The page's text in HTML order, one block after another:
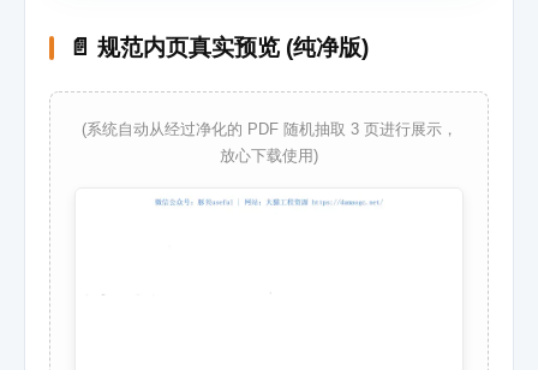
📄 规范内页真实预览 (纯净版)
(系统自动从经过净化的 PDF 随机抽取 3 页进行展示，
放心下载使用)